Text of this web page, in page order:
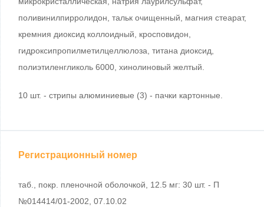
поливинилпирролидон, тальк очищенный, магния стеарат,
кремния диоксид коллоидный, кросповидон,
гидроксипропилметилцеллюлоза, титана диоксид,
полиэтиленгликоль 6000, хинолиновый желтый.
10 шт. - стрипы алюминиевые (3) - пачки картонные.
Регистрационный номер
таб., покр. пленочной оболочкой, 12.5 мг: 30 шт. - П
№014414/01-2002, 07.10.02